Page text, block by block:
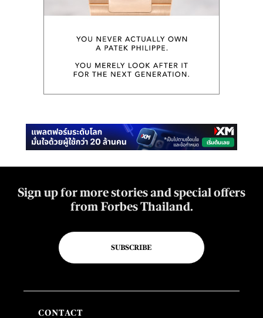
Sign up for more stories and special offers
from Forbes Thailand.
SUBSCRIBE
CONTACT